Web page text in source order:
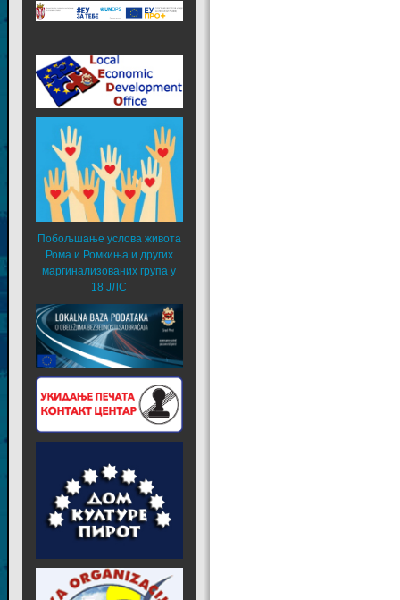
Побољшање услова живота
Рома и Ромкиња и других
маргинализованих група у
18 ЈЛС